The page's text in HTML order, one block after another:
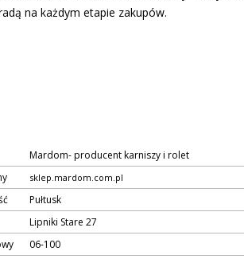
na każdym etapie zakupów.
Mardom- producent karniszy i rolet
sklep.mardom.com.pl
Pułtusk
Lipniki Stare 27
06-100